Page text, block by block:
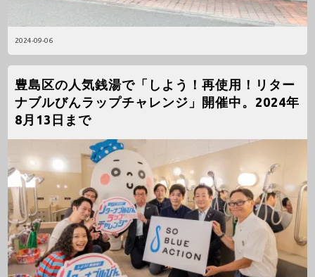
2024-09-06
豊島区の人気銭湯で「しよう！再使用！リター
ナブルびんラップチャレンジ」開催中。2024年
8月13日まで